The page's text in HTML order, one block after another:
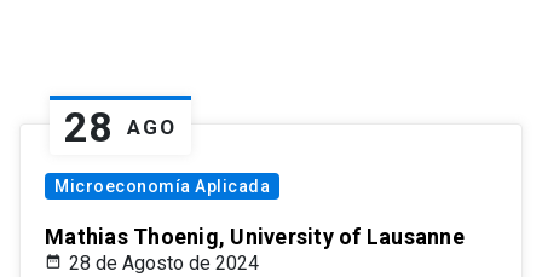
28 AGO
Microeconomía Aplicada
Mathias Thoenig, University of Lausanne
28 de Agosto de 2024